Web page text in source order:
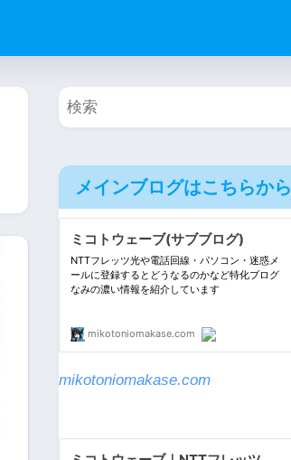
メインブログはこちらから
mikotoniomakase.com